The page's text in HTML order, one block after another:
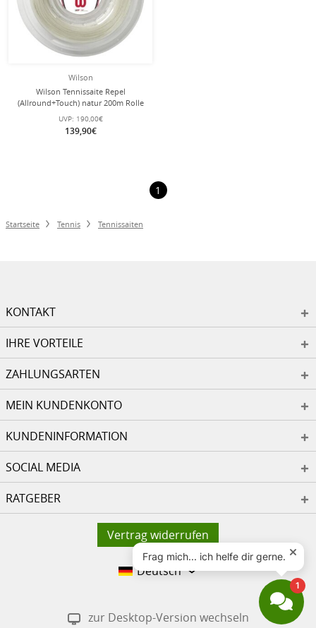
Wilson
Wilson Tennissaite Repel
(Allround+Touch) natur 200m Rolle
UVP: 190,00€
139,90€
1
Startseite Tennis Tennissaiten
KONTAKT
IHRE VORTEILE
ZAHLUNGSARTEN
MEIN KUNDENKONTO
KUNDENINFORMATION
SOCIAL MEDIA
RATGEBER
Vertrag widerrufen
Deutsch
zur Desktop-Version wechseln